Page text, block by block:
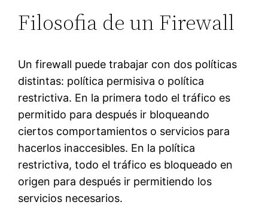
Filosofia de un Firewall
Un firewall puede trabajar con dos políticas
distintas: política permisiva o política
restrictiva. En la primera todo el tráfico es
permitido para después ir bloqueando
ciertos comportamientos o servicios para
hacerlos inaccesibles. En la política
restrictiva, todo el tráfico es bloqueado en
origen para después ir permitiendo los
servicios necesarios.